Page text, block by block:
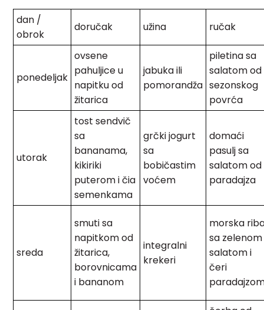
dan /
obrok
doručak užina ručak
ponedeljak
ovsene
pahuljice u
napitku od
žitarica
jabuka ili
pomorandža
piletina sa
salatom od
sezonskog
povrća
utorak
tost sendvič
sa
bananama,
kikiriki
puterom i čia
semenkama
grčki jogurt
sa
bobičastim
voćem
domaći
pasulj sa
salatom od
paradajza
sreda
smuti sa
napitkom od
žitarica,
borovnicama
i bananom
integralni
krekeri
morska
sa zelenom
salatom i
čeri